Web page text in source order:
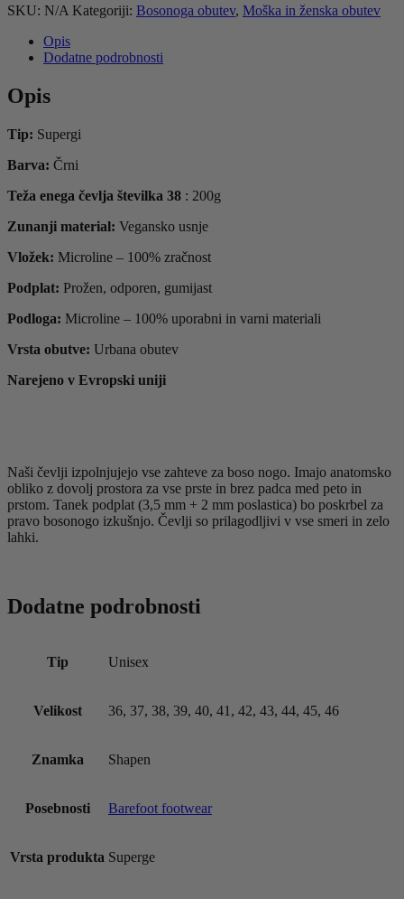
SKU: N/A Kategoriji: Bosonoga obutev, Moška in ženska obutev
Opis
Dodatne podrobnosti
Opis
Tip: Supergi
Barva: Črni
Teža enega čevlja številka 38 : 200g
Zunanji material: Vegansko usnje
Vložek: Microline – 100% zračnost
Podplat: Prožen, odporen, gumijast
Podloga: Microline – 100% uporabni in varni materiali
Vrsta obutve: Urbana obutev
Narejeno v Evropski uniji
Naši čevlji izpolnjujejo vse zahteve za boso nogo. Imajo anatomsko
obliko z dovolj prostora za vse prste in brez padca med peto in
prstom. Tanek podplat (3,5 mm + 2 mm poslastica) bo poskrbel za
pravo bosonogo izkušnjo. Čevlji so prilagodljivi v vse smeri in zelo
lahki.
Dodatne podrobnosti
Tip Unisex
Velikost 36, 37, 38, 39, 40, 41, 42, 43, 44, 45, 46
Znamka Shapen
Posebnosti Barefoot footwear
Vrsta produkta Superge